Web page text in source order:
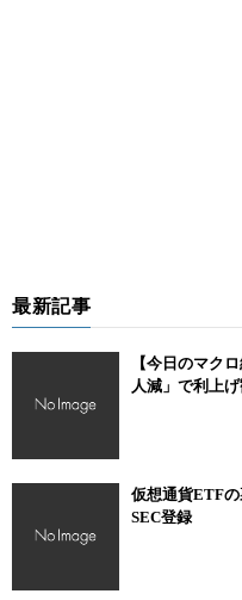
最新記事
【今日のマク
人減」で利上
仮想通貨ETF
SEC登録